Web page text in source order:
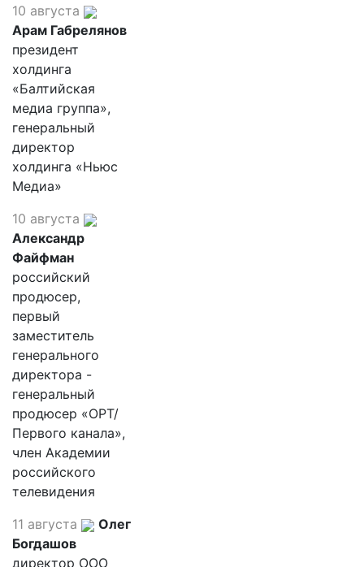
10 августа
Арам Габрелянов
президент
холдинга
«Балтийская
медиа группа»,
генеральный
директор
холдинга «Ньюс
Медиа»
10 августа
Александр
Файфман
российский
продюсер,
первый
заместитель
генерального
директора -
генеральный
продюсер «ОРТ/
Первого канала»,
член Академии
российского
телевидения
11 августа
Олег
Богдашов
директор ООО